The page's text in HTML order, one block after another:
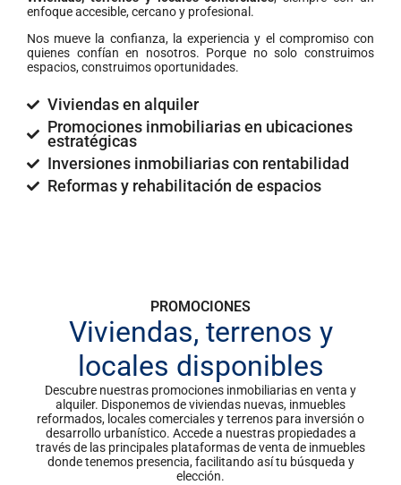
enfoque accesible, cercano y profesional.
Nos mueve la confianza, la experiencia y el compromiso con
quienes confían en nosotros. Porque no solo construimos
espacios, construimos oportunidades.
Viviendas en alquiler
Promociones inmobiliarias en ubicaciones
estratégicas
Inversiones inmobiliarias con rentabilidad
Reformas y rehabilitación de espacios
PROMOCIONES
Viviendas, terrenos y
locales disponibles
Descubre nuestras promociones inmobiliarias en venta y
alquiler. Disponemos de viviendas nuevas, inmuebles
reformados, locales comerciales y terrenos para inversión o
desarrollo urbanístico. Accede a nuestras propiedades a
través de las principales plataformas de venta de inmuebles
donde tenemos presencia, facilitando así tu búsqueda y
elección.